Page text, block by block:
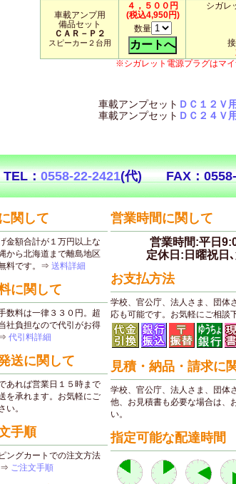
車載アンプ用
備品セット
ＣＡＲ－Ｐ２
スピーカー２台用
４，５００円
(税込4,950円)
数量
シガレ
※シガレット電源プラグはマ
車載アンプセット ＤＣ１２Ｖ
車載アンプセット ＤＣ２４Ｖ